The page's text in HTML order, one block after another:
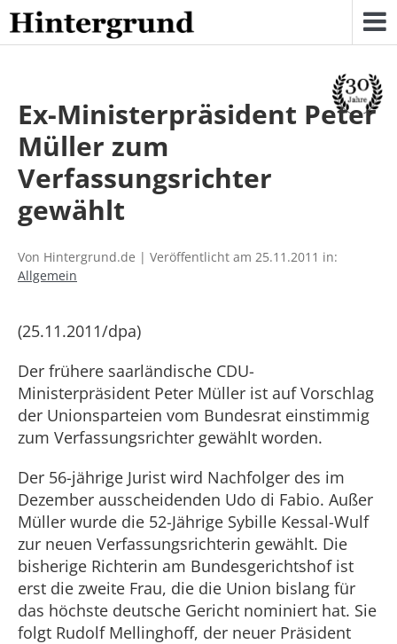
Skip
to
content
Ex-Ministerpräsident Peter
Müller zum
Verfassungsrichter
gewählt
Von Hintergrund.de | Veröffentlicht am 25.11.2011 in:
Allgemein
(25.11.2011/dpa)
Der frühere saarländische CDU-
Ministerpräsident Peter Müller ist auf Vorschlag
der Unionsparteien vom Bundesrat einstimmig
zum Verfassungsrichter gewählt worden.
Der 56-jährige Jurist wird Nachfolger des im
Dezember ausscheidenden Udo di Fabio. Außer
Müller wurde die 52-Jährige Sybille Kessal-Wulf
zur neuen Verfassungsrichterin gewählt. Die
bisherige Richterin am Bundesgerichtshof ist
erst die zweite Frau, die die Union bislang für
das höchste deutsche Gericht nominiert hat. Sie
folgt Rudolf Mellinghoff, der neuer Präsident